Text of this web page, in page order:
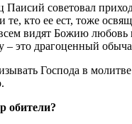
советовал
те, кто ее ест, тоже
видят Божию
это драгоценный
Господа в
обители?